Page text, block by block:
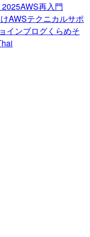
2025AWS再入門
AWSテクニカルサポ
インブログくらめそ